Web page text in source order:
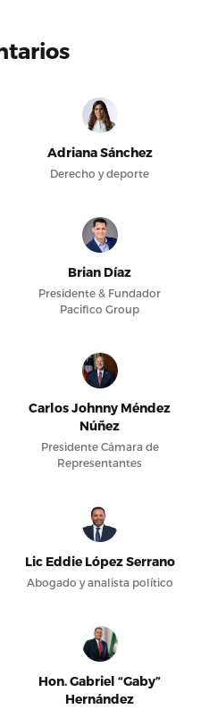
Adriana Sánchez
Derecho y deporte
Brian Díaz
Presidente & Fundador
Pacifico Group
Carlos Johnny Méndez
Núñez
Presidente Cámara de
Representantes
Lic Eddie López Serrano
Abogado y analista político
Hon. Gabriel “Gaby”
Hernández